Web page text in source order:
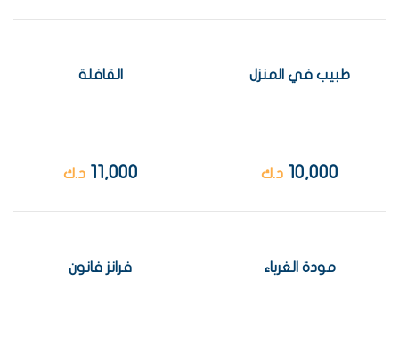
طبيب في المنزل
10,000 د.ك
القافلة
11,000 د.ك
مودة الغرباء فرانز فانون